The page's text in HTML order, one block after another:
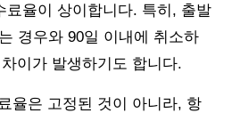
료율이 상이합니다. 특히, 출발
경우와 90일 이내에 취소하
이가 발생하기도 합니다.
율은 고정된 것이 아니라, 항